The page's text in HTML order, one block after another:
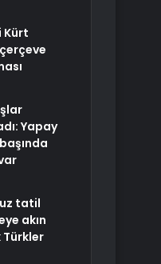
Kürt
Yapay
tatil
akın
Türkler